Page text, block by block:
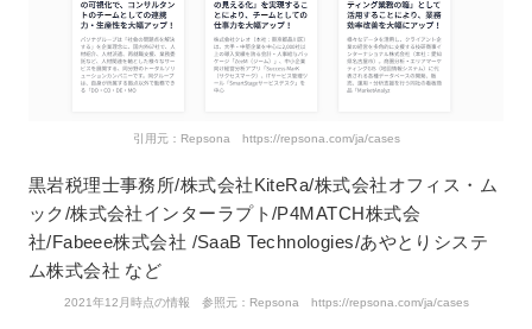
引用元：Repsona https://repsona.com/ja/cases
黒岩税理士事務所/株式会社KiteRa/株式会社オフィス・ム
ック/株式会社インターラプト/P4MATCH株式会
社/Fabeee株式会社 /SaaB Technologies/あやとりシステ
ム株式会社 など
2021年12月時点の情報 参照元：Repsona https://repsona.com/ja/cases